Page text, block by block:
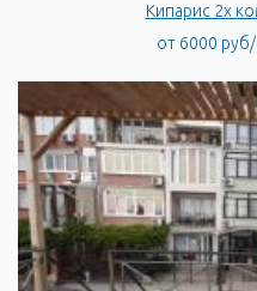
Кипарис 2х
от 6000